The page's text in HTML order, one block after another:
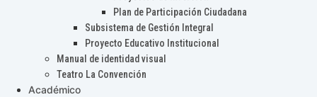
Plan de Participación Ciudadana
Subsistema de Gestión Integral
Proyecto Educativo Institucional
Manual de identidad visual
Teatro La Convención
Académico